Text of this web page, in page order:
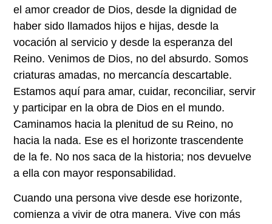
el amor creador de Dios, desde la dignidad de
haber sido llamados hijos e hijas, desde la
vocación al servicio y desde la esperanza del
Reino. Venimos de Dios, no del absurdo. Somos
criaturas amadas, no mercancía descartable.
Estamos aquí para amar, cuidar, reconciliar, servir
y participar en la obra de Dios en el mundo.
Caminamos hacia la plenitud de su Reino, no
hacia la nada. Ese es el horizonte trascendente
de la fe. No nos saca de la historia; nos devuelve
a ella con mayor responsabilidad.
Cuando una persona vive desde ese horizonte,
comienza a vivir de otra manera. Vive con más